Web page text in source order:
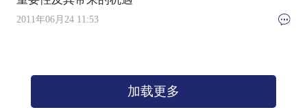
2011年06月24 11:53
加载更多